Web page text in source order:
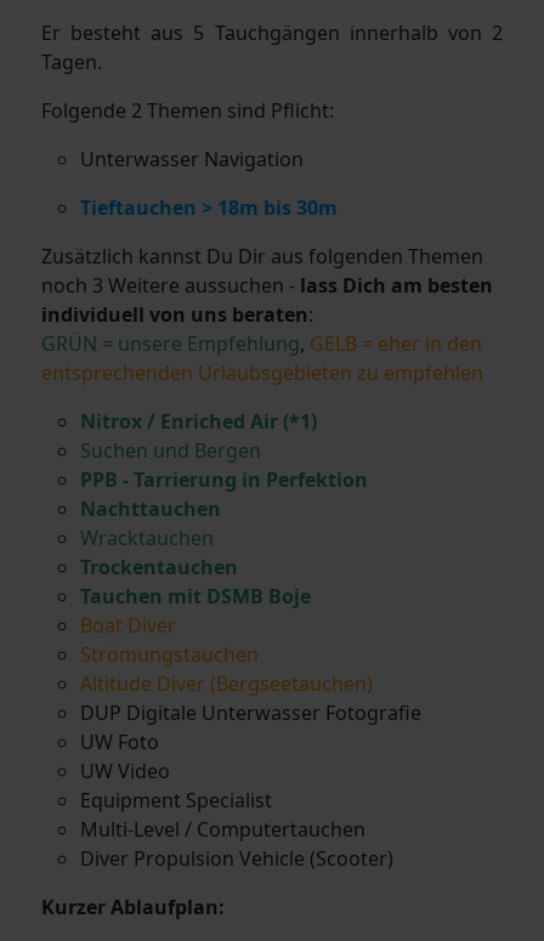
Er besteht aus 5 Tauchgängen innerhalb von 2
Tagen.
Folgende 2 Themen sind Pflicht:
Unterwasser Navigation
Tieftauchen > 18m bis 30m
Zusätzlich kannst Du Dir aus folgenden Themen
noch 3 Weitere aussuchen - lass Dich am besten
individuell von uns beraten:
GRÜN = unsere Empfehlung, GELB = eher in den
entsprechenden Urlaubsgebieten zu empfehlen
Nitrox / Enriched Air (*1)
Suchen und Bergen
PPB - Tarrierung in Perfektion
Nachttauchen
Wracktauchen
Trockentauchen
Tauchen mit DSMB Boje
Boat Diver
Strömungstauchen
Altitude Diver (Bergseetauchen)
DUP Digitale Unterwasser Fotografie
UW Foto
UW Video
Equipment Specialist
Multi-Level / Computertauchen
Diver Propulsion Vehicle (Scooter)
Kurzer Ablaufplan: